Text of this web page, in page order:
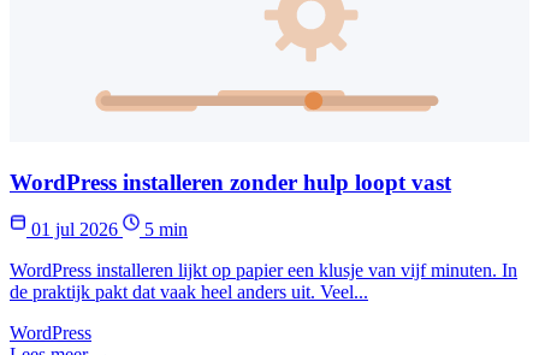
WordPress installeren zonder hulp loopt vast
01 jul 2026
5 min
WordPress installeren lijkt op papier een klusje van vijf minuten. In
de praktijk pakt dat vaak heel anders uit. Veel...
WordPress